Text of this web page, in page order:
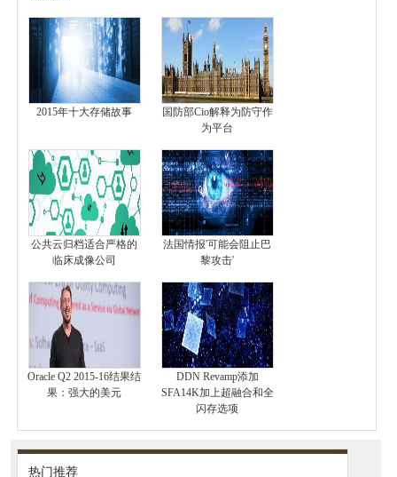
2015年十大存储故事
国防部Cio解释为防守作
为平台
公共云归档适合严格的
临床成像公司
法国情报'可能会阻止巴
黎攻击'
Oracle Q2 2015-16结果结
果：强大的美元
DDN Revamp添加
SFA14K加上超融合和全
闪存选项
热门推荐